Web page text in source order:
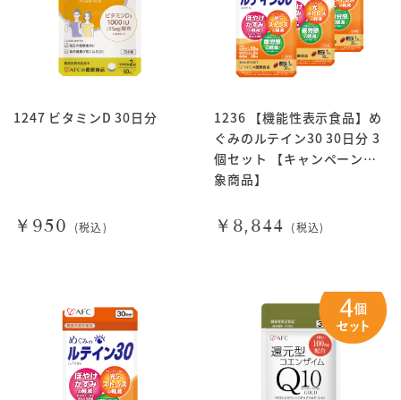
1247 ビタミンD 30日分
￥950 (税込)
1236 【機能性表示食品】め
ぐみのルテイン30 30日分 3
個セット 【キャンペーン対
象商品】
￥8,844 (税込)